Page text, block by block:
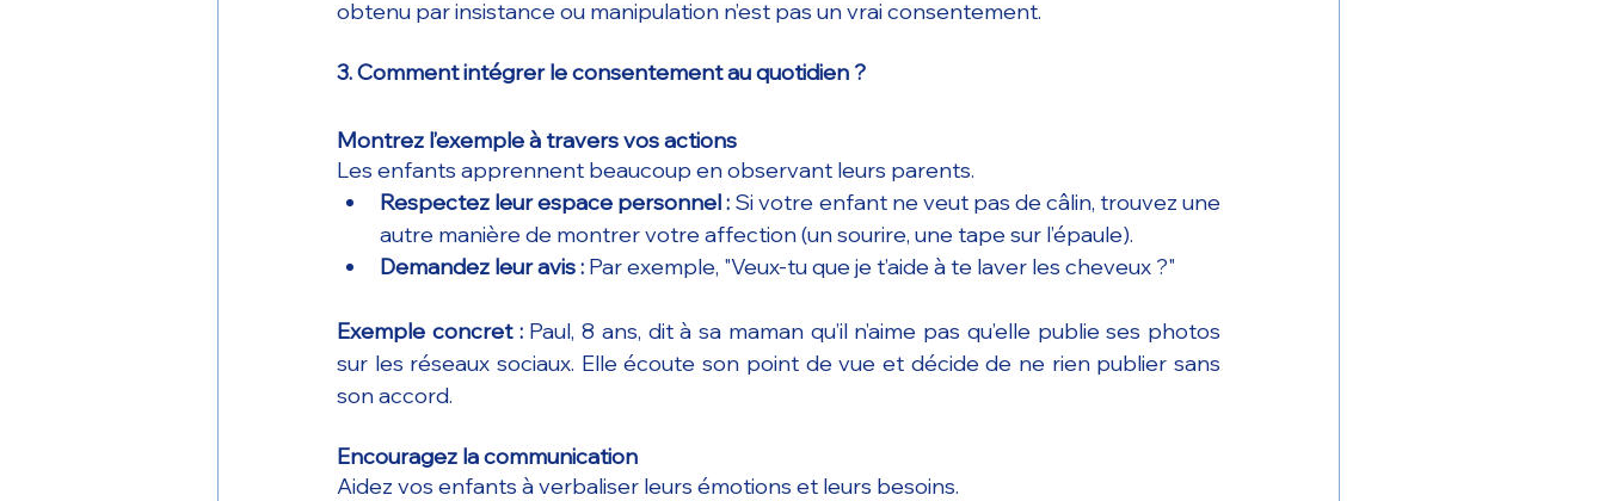
obtenu par insistance ou manipulation n’est pas un vrai consentement.
3. Comment intégrer le consentement au quotidien ?
Montrez l’exemple à travers vos actions
Les enfants apprennent beaucoup en observant leurs parents.
Respectez leur espace personnel : Si votre enfant ne veut pas de câlin, trouvez une
autre manière de montrer votre affection (un sourire, une tape sur l’épaule).
Demandez leur avis : Par exemple, "Veux-tu que je t’aide à te laver les cheveux ?"
Exemple concret : Paul, 8 ans, dit à sa maman qu’il n’aime pas qu’elle publie ses photos
sur les réseaux sociaux. Elle écoute son point de vue et décide de ne rien publier sans
son accord.
Encouragez la communication
Aidez vos enfants à verbaliser leurs émotions et leurs besoins.